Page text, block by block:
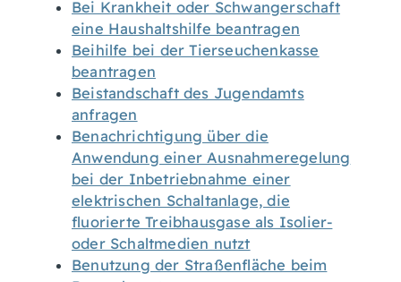
Bei Krankheit oder Schwangerschaft
eine Haushaltshilfe beantragen
Beihilfe bei der Tierseuchenkasse
beantragen
Beistandschaft des Jugendamts
anfragen
Benachrichtigung über die
Anwendung einer Ausnahmeregelung
bei der Inbetriebnahme einer
elektrischen Schaltanlage, die
fluorierte Treibhausgase als Isolier-
oder Schaltmedien nutzt
Benutzung der Straßenfläche beim